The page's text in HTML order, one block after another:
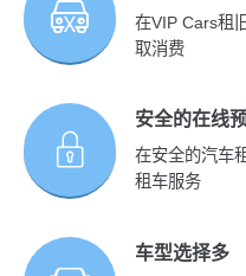
在VIP Cars租
取消费
安全的在线
在安全的汽车
租车服务
车型选择多